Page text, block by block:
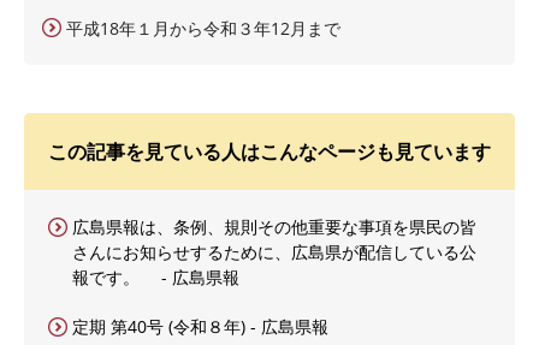
平成18年１月から令和３年12月まで
この記事を見ている人はこんなページも見ています
広島県報は、条例、規則その他重要な事項を県民の皆
さんにお知らせするために、広島県が配信している公
報です。 - 広島県報
定期 第40号 (令和８年) - 広島県報